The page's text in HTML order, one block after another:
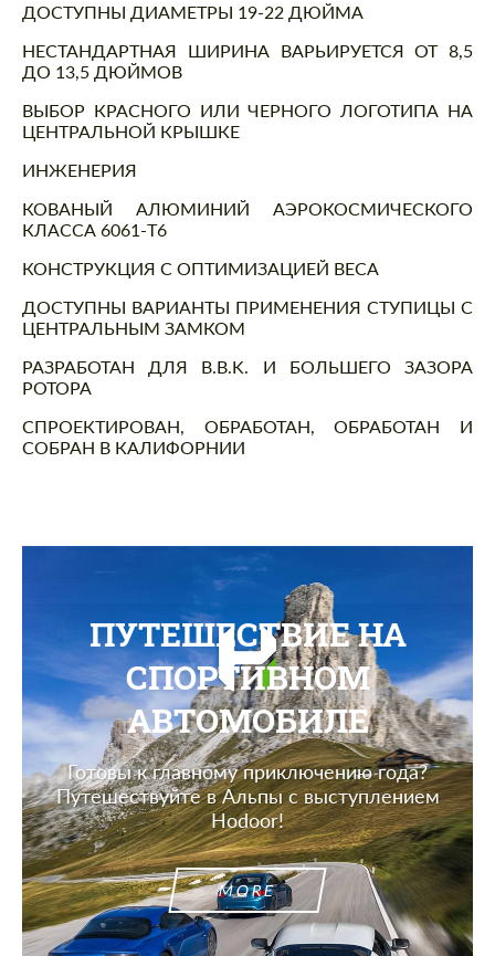
ДОСТУПНЫ ДИАМЕТРЫ 19-22 ДЮЙМА
НЕСТАНДАРТНАЯ ШИРИНА ВАРЬИРУЕТСЯ ОТ 8,5
ДО 13,5 ДЮЙМОВ
ВЫБОР КРАСНОГО ИЛИ ЧЕРНОГО ЛОГОТИПА НА
ЦЕНТРАЛЬНОЙ КРЫШКЕ
ИНЖЕНЕРИЯ
КОВАНЫЙ АЛЮМИНИЙ АЭРОКОСМИЧЕСКОГО
КЛАССА 6061-T6
КОНСТРУКЦИЯ С ОПТИМИЗАЦИЕЙ ВЕСА
ДОСТУПНЫ ВАРИАНТЫ ПРИМЕНЕНИЯ СТУПИЦЫ С
ЦЕНТРАЛЬНЫМ ЗАМКОМ
РАЗРАБОТАН ДЛЯ B.B.K. И БОЛЬШЕГО ЗАЗОРА
РОТОРА
СПРОЕКТИРОВАН, ОБРАБОТАН, ОБРАБОТАН И
СОБРАН В КАЛИФОРНИИ
ПУТЕШЕСТВИЕ НА
СПОРТИВНОМ
АВТОМОБИЛЕ
Готовы к главному приключению года?
Путешествуйте в Альпы с выступлением
Hodoor!
MORE